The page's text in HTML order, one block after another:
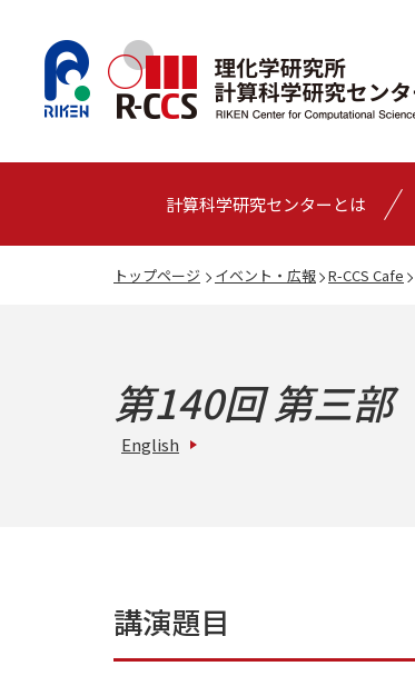
計算科学研究センターとは
トップページ イベント・広報 R-CCS Cafe
第140回 第三部
English
講演題目